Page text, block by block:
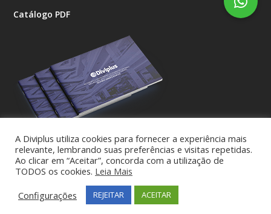
Catálogo PDF
Copyright Diviplus 2016 - All Rights Reserved.
Portfolio
Contato Catálogo Download
A Diviplus utiliza cookies para fornecer a experiência mais
relevante, lembrando suas preferências e visitas repetidas.
Ao clicar em “Aceitar”, concorda com a utilização de
TODOS os cookies. Leia Mais
Configurações
REJEITAR ACEITAR